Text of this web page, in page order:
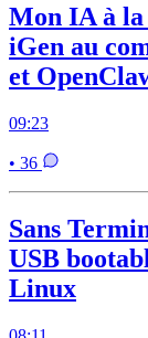
Mon IA à la
iGen au
et
09:23
• 36
Sans
USB
Linux